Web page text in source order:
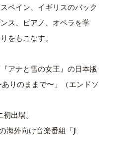
ペイン、イギリスのバック
ス、ピアノ、オペラを学
をもこなす。
アナと雪の女王』の日本版
りのままで〜」（エンドソ
出場。
海外向け音楽番組「J-